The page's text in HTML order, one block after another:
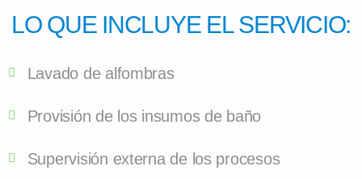
LO QUE INCLUYE EL SERVICIO:
Lavado de alfombras
Provisión de los insumos de baño
Supervisión externa de los procesos